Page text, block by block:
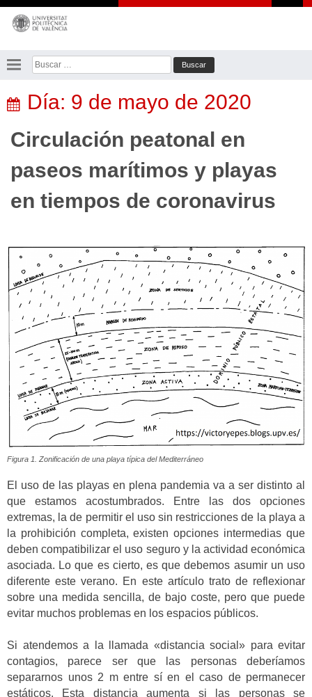
Saltar
contenido
Buscar:
Día: 9 de mayo de 2020
Circulación peatonal en
paseos marítimos y playas
en tiempos de coronavirus
Figura 1. Zonificación de una playa típica del Mediterráneo
El uso de las playas en plena pandemia va a ser distinto al
que estamos acostumbrados. Entre las dos opciones
extremas, la de permitir el uso sin restricciones de la playa a
la prohibición completa, existen opciones intermedias que
deben compatibilizar el uso seguro y la actividad económica
asociada. Lo que es cierto, es que debemos asumir un uso
diferente este verano. En este artículo trato de reflexionar
sobre una medida sencilla, de bajo coste, pero que puede
evitar muchos problemas en los espacios públicos.
Si atendemos a la llamada «distancia social» para evitar
contagios, parece ser que las personas deberíamos
separarnos unos 2 m entre sí en el caso de permanecer
estáticos. Esta distancia aumenta si las personas se